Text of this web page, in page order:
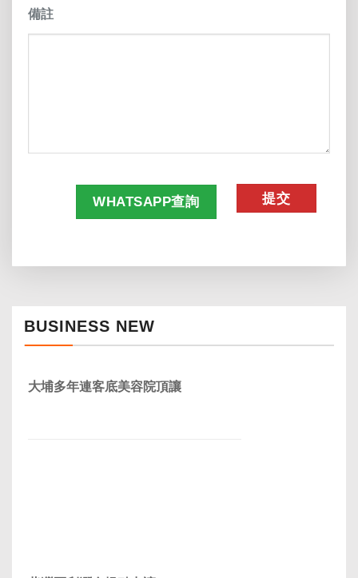
備註
WHATSAPP查詢
BUSINESS NEW
大埔多年連客底美容院頂讓